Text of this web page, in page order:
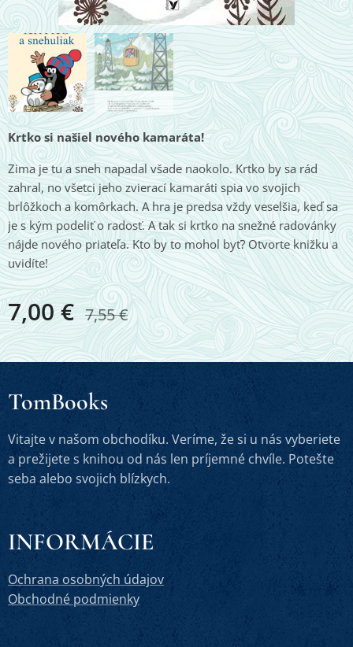
Krtko si našiel nového kamaráta!
Zima je tu a sneh napadal všade naokolo. Krtko by sa rád
zahral, no všetci jeho zvierací kamaráti spia vo svojich
brlôžkoch a komôrkach. A hra je predsa vždy veselšia, keď sa
je s kým podeliť o radosť. A tak si krtko na snežné radovánky
nájde nového priateľa. Kto by to mohol byť? Otvorte knižku a
uvidíte!
7,00€ 7,55€
TomBooks
Vitajte v našom obchodíku. Veríme, že si u nás vyberiete
a prežijete s knihou od nás len príjemné chvíle. Potešte
seba alebo svojich blízkych.
INFORMÁCIE
Ochrana osobných údajov
Obchodné podmienky